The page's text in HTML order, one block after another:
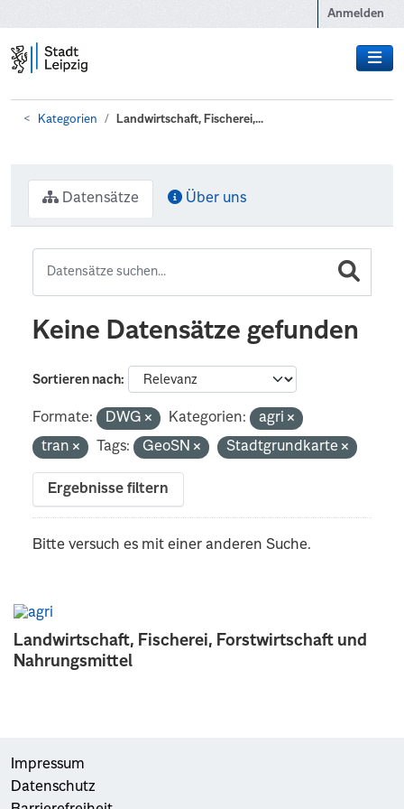
Anmelden
Kategorien Landwirtschaft, Fischerei,...
Landwirtschaft, Fischerei, Forstwirtschaft und
Nahrungsmittel
Datensätze Über uns
Keine Datensätze gefunden
Sortieren nach
Formate: DWG Kategorien:
agri
tran
Tags: GeoSN Stadtgrundkarte
Ergebnisse filtern
Bitte versuch es mit einer anderen Suche.
Impressum
Datenschutz